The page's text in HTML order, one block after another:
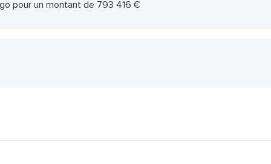
pour un montant de 793 416 €